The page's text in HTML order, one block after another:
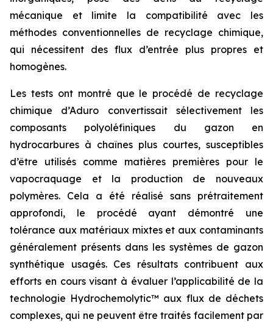
mécanique et limite la compatibilité avec les
méthodes conventionnelles de recyclage chimique,
qui nécessitent des flux d’entrée plus propres et
homogènes.
Les tests ont montré que le procédé de recyclage
chimique d’Aduro convertissait sélectivement les
composants polyoléfiniques du gazon en
hydrocarbures à chaînes plus courtes, susceptibles
d’être utilisés comme matières premières pour le
vapocraquage et la production de nouveaux
polymères. Cela a été réalisé sans prétraitement
approfondi, le procédé ayant démontré une
tolérance aux matériaux mixtes et aux contaminants
généralement présents dans les systèmes de gazon
synthétique usagés. Ces résultats contribuent aux
efforts en cours visant à évaluer l’applicabilité de la
technologie Hydrochemolytic™ aux flux de déchets
complexes, qui ne peuvent être traités facilement par